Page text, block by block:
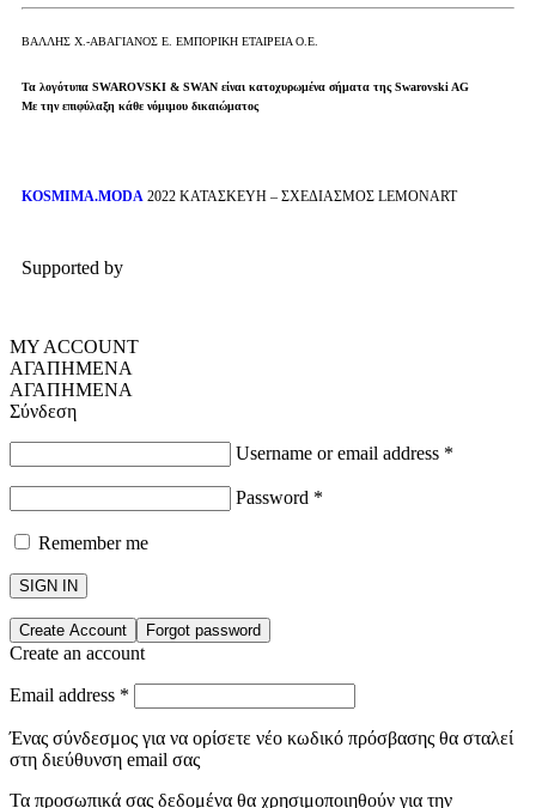
ΒΑΛΛΗΣ Χ.-ΑΒΑΓΙΑΝΟΣ Ε. ΕΜΠΟΡΙΚΗ ΕΤΑΙΡΕΙΑ Ο.Ε.
Τα λογότυπα SWAROVSKI & SWAN είναι κατοχυρωμένα σήματα της Swarovski AG
Με την επιφύλαξη κάθε νόμιμου δικαιώματος
KOSMIMA.MODA 2022 ΚΑΤΑΣΚΕΥΗ – ΣΧΕΔΙΑΣΜΟΣ LEMONART
Supported by
MY ACCOUNT
ΑΓΑΠΗΜΕΝΑ
ΑΓΑΠΗΜΕΝΑ
Σύνδεση
Username or email address *
Password *
Remember me
SIGN IN
Create Account Forgot password
Create an account
Email address *
Ένας σύνδεσμος για να ορίσετε νέο κωδικό πρόσβασης θα σταλεί
στη διεύθυνση email σας
Τα προσωπικά σας δεδομένα θα χρησιμοποιηθούν για την